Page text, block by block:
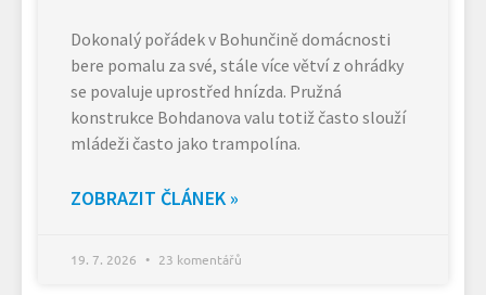
Dokonalý pořádek v Bohunčině domácnosti
bere pomalu za své, stále více větví z ohrádky
se povaluje uprostřed hnízda. Pružná
konstrukce Bohdanova valu totiž často slouží
mládeži často jako trampolína.
ZOBRAZIT ČLÁNEK »
19. 7. 2026 23 komentářů